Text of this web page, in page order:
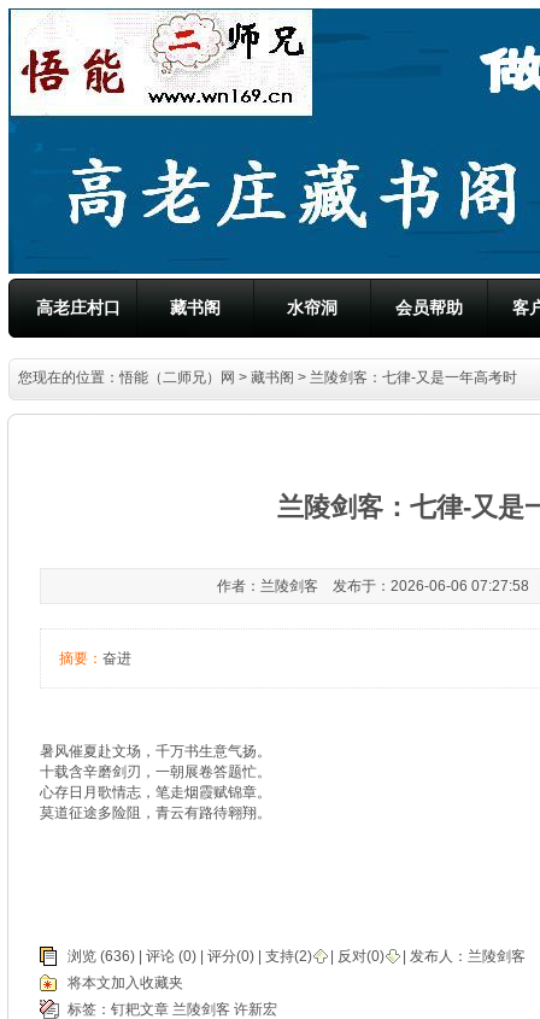
高老庄村口 藏书阁 水帘洞 会员帮助 客
您现在的位置：悟能（二师兄）网 > 藏书阁 > 兰陵剑客：七律-又是一年高考时
兰陵剑客：七律-又是
作者：兰陵剑客 发布于：2026-06-06 07:27:58
摘要： 奋进
暑风催夏赴文场，千万书生意气扬。
十载含辛磨剑刃，一朝展卷答题忙。
心存日月歌情志，笔走烟霞赋锦章。
莫道征途多险阻，青云有路待翱翔。
浏览 (636) | 评论 (0) | 评分(0) | 支持(2) 反对(0) | 发布人： 兰陵剑客
将本文加入收藏夹
标签： 钉耙文章 兰陵剑客 许新宏